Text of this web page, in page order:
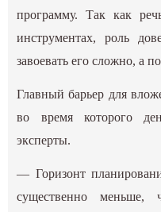
программу. Так как
инструментах, роль
завоевать его сложно, а
Главный барьер для
во время которого
эксперты.
— Горизонт
существенно